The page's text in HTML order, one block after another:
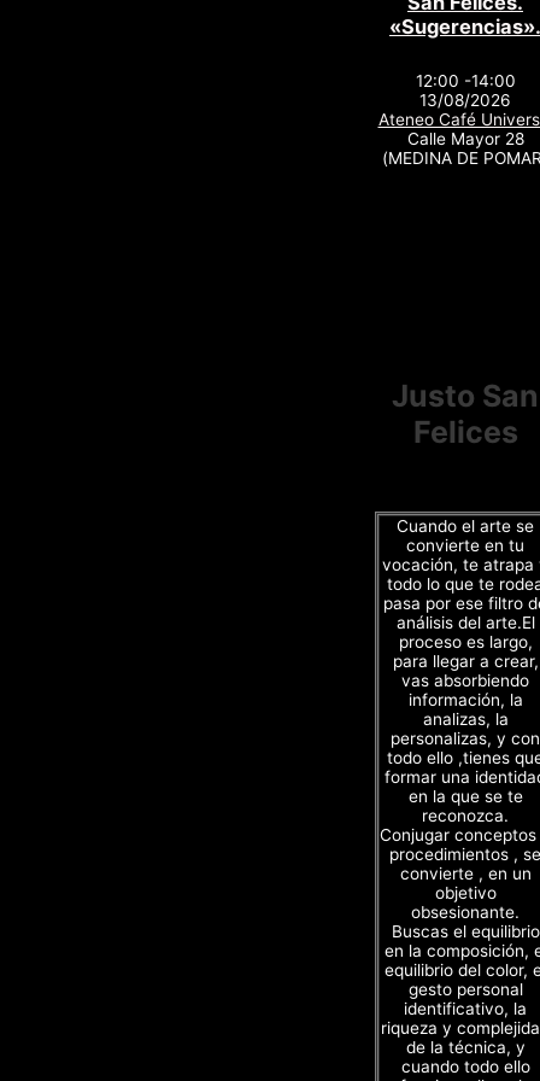
«Sugerencias».
12:00 -14:00
13/08/2026
Ateneo Café
Calle Mayor 28
(MEDINA DE
Justo San
Felices
Cuando el arte se
convierte en tu
vocación, te atrapa
todo lo que te
pasa por ese filtro
análisis del arte.El
proceso es largo,
para llegar a crear,
vas absorbiendo
información, la
analizas, la
personalizas, y con
todo ello ,tienes
formar una
en la que se te
reconozca.
Conjugar
procedimientos , se
convierte , en un
objetivo
obsesionante.
Buscas el equilibrio
en la composición,
equilibrio del color,
gesto personal
identificativo, la
riqueza y
de la técnica, y
cuando todo ello